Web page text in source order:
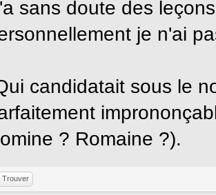
sans doute des
je n'ai
candidatait sous le
? Romaine ?).
Trouver